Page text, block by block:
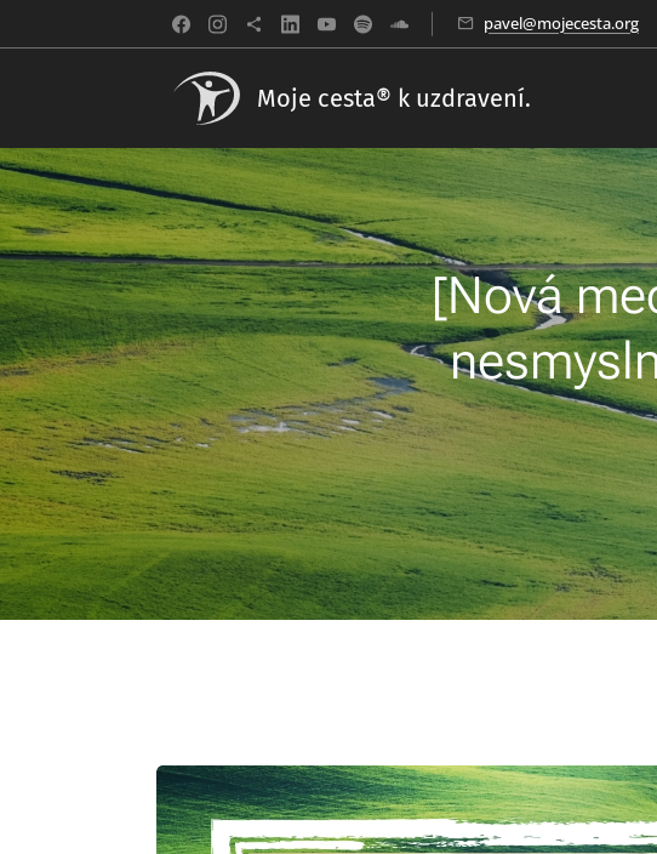
pavel@mojecesta.org
Moje cesta® k uzdravení.
[Nová